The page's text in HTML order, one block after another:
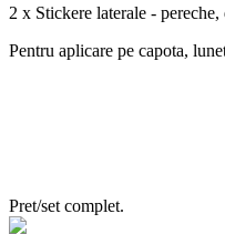
2 x Stickere laterale -
Pentru aplicare pe capota,
Pret/set complet.